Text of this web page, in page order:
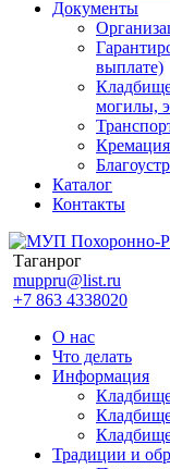
Документы
выплате)
могилы,
Кремация
Каталог
Контакты
Таганрог
muppru@list.ru
+7 863 4338020
О нас
Что делать
Информация
Традиции и